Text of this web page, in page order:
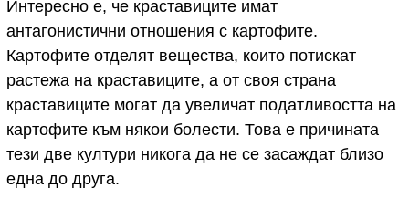
Интересно е, че краставиците имат
антагонистични отношения с картофите.
Картофите отделят вещества, които потискат
растежа на краставиците, а от своя страна
краставиците могат да увеличат податливостта на
картофите към някои болести. Това е причината
тези две култури никога да не се засаждат близо
една до друга.